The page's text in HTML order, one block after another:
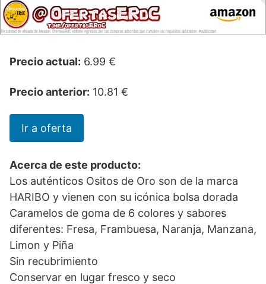
Precio actual: 6.99 €
Precio anterior: 10.81 €
Ir a oferta
Acerca de este producto:
Los auténticos Ositos de Oro son de la marca
HARIBO y vienen con su icónica bolsa dorada
Caramelos de goma de 6 colores y sabores
diferentes: Fresa, Frambuesa, Naranja, Manzana,
Limon y Piña
Sin recubrimiento
Conservar en lugar fresco y seco